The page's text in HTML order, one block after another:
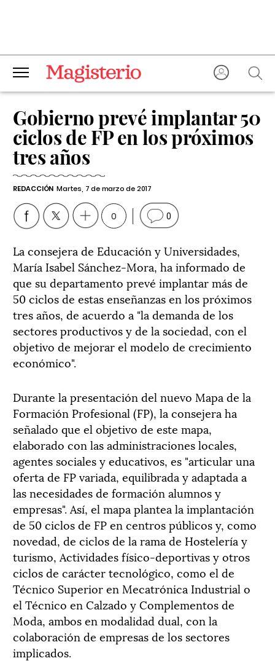
Gobierno prevé implantar 50
ciclos de FP en los próximos
tres años
REDACCIÓN Martes, 7 de marzo de 2017
0 0
La consejera de Educación y Universidades,
María Isabel Sánchez-Mora, ha informado de
que su departamento prevé implantar más de
50 ciclos de estas enseñanzas en los próximos
tres años, de acuerdo a "la demanda de los
sectores productivos y de la sociedad, con el
objetivo de mejorar el modelo de crecimiento
económico".
Durante la presentación del nuevo Mapa de la
Formación Profesional (FP), la consejera ha
señalado que el objetivo de este mapa,
elaborado con las administraciones locales,
agentes sociales y educativos, es "articular una
oferta de FP variada, equilibrada y adaptada a
las necesidades de formación alumnos y
empresas". Así, el mapa plantea la implantación
de 50 ciclos de FP en centros públicos y, como
novedad, de ciclos de la rama de Hostelería y
turismo, Actividades físico-deportivas y otros
ciclos de carácter tecnológico, como el de
Técnico Superior en Mecatrónica Industrial o
el Técnico en Calzado y Complementos de
Moda, ambos en modalidad dual, con la
colaboración de empresas de los sectores
implicados.